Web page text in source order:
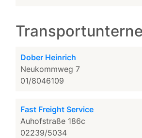
Dober Heinrich
Neukommweg 7
01/8046109
Fast Freight Service
Auhofstraße 186c
02239/5034